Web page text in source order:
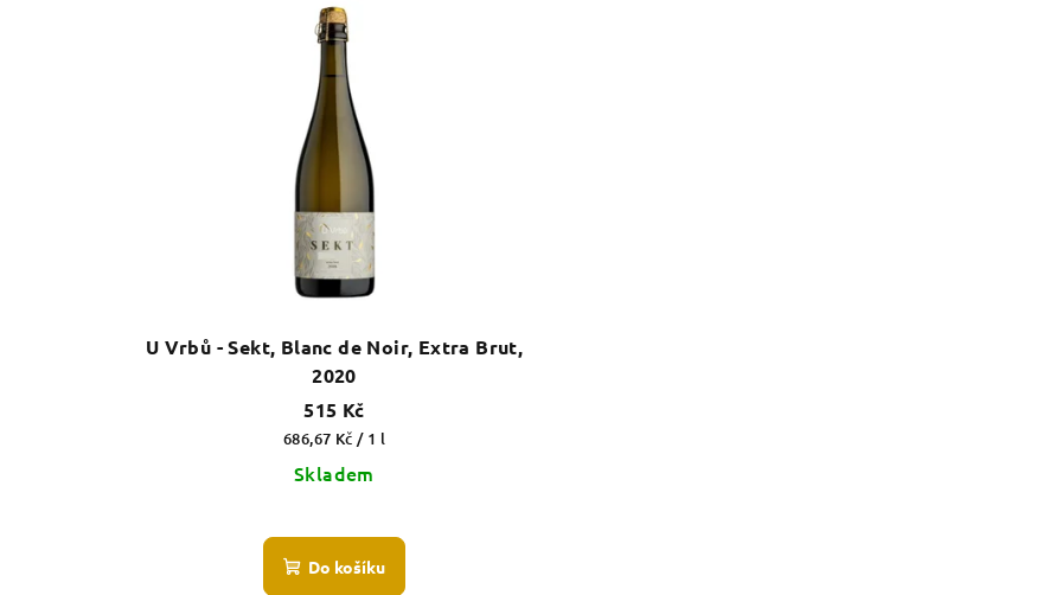
U Vrbů - Sekt, Blanc de Noir, Extra Brut,
2020
515 Kč
Měrná
cena:
686,67 Kč / 1 l
Skladem
Do košíku